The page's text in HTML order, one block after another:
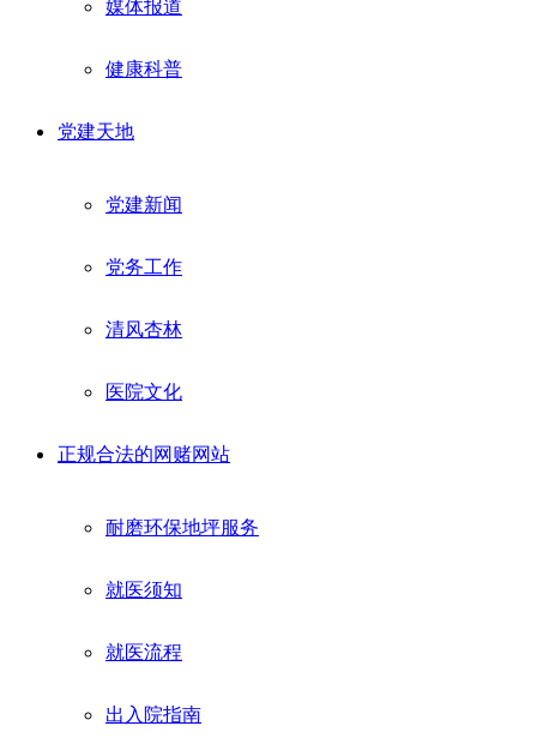
媒体报道
健康科普
党建天地
党建新闻
党务工作
清风杏林
医院文化
正规合法的网赌网站
耐磨环保地坪服务
就医须知
就医流程
出入院指南